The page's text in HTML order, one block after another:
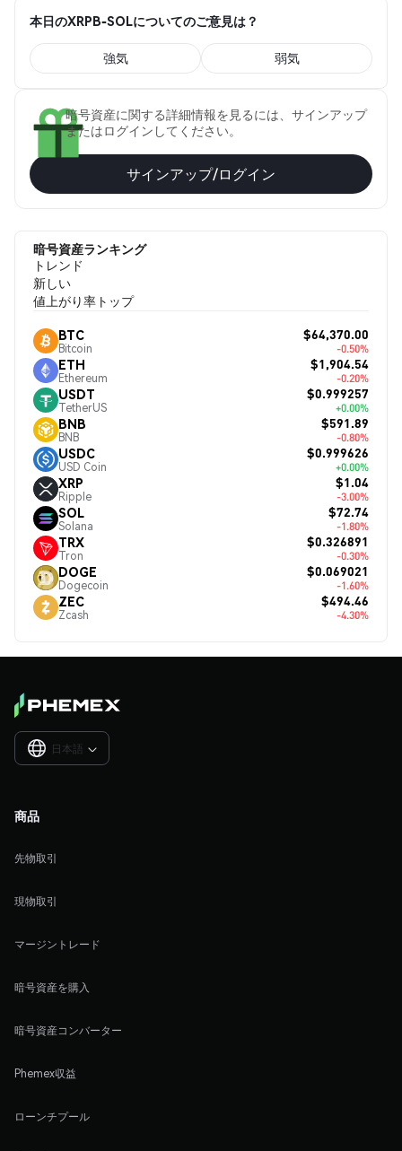
本日のXRPB-SOLについてのご意見は？
強気 弱気
暗号資産に関する詳細情報を見るには、サインアップ
またはログインしてください。
サインアップ/ログイン
暗号資産ランキング
トレンド
新しい
値上がり率トップ
BTC
Bitcoin
$64,370.00
-0.50%
ETH
Ethereum
$1,904.54
-0.20%
USDT
TetherUS
$0.999257
+0.00%
BNB
BNB
$591.89
-0.80%
USDC
USD Coin
$0.999626
+0.00%
XRP
Ripple
$1.04
-3.00%
SOL
Solana
$72.74
-1.80%
TRX
Tron
$0.326891
-0.30%
DOGE
Dogecoin
$0.069021
-1.60%
ZEC
Zcash
$494.46
-4.30%
日本語 
商品
先物取引
現物取引
マージントレード
暗号資産を購入
暗号資産コンバーター
Phemex収益
ローンチプール